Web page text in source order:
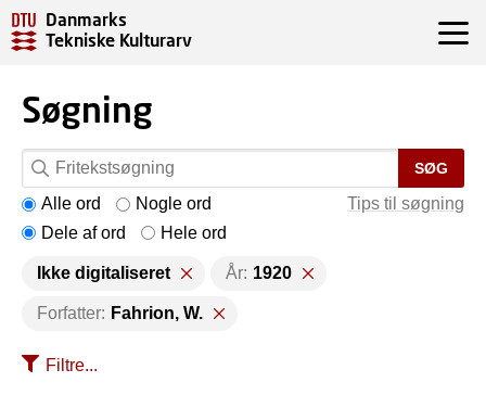
Danmarks
Tekniske Kulturarv
Søgning
SØG
Tips til søgning
Alle ord
Nogle ord
Dele af ord
Hele ord
Ikke digitaliseret År: 1920
Forfatter: Fahrion, W.
Filtre...